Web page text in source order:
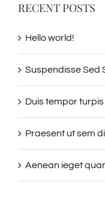
RECENT POSTS
Hello world!
Suspendisse Sed
Duis tempor
Praesent ut sem
Aenean ieget